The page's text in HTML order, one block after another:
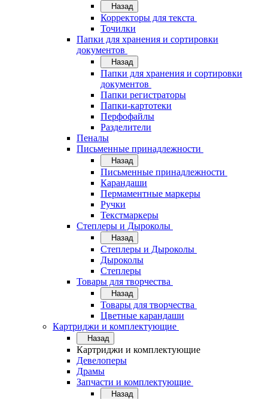
Назад
Корректоры для текста
Точилки
Папки для хранения и сортировки
документов
Назад
Папки для хранения и сортировки
документов
Папки регистраторы
Папки-картотеки
Перфофайлы
Разделители
Пеналы
Письменные принадлежности
Назад
Письменные принадлежности
Карандаши
Пермаментные маркеры
Ручки
Текстмаркеры
Степлеры и Дыроколы
Назад
Степлеры и Дыроколы
Дыроколы
Степлеры
Товары для творчества
Назад
Товары для творчества
Цветные карандаши
Картриджи и комплектующие
Назад
Картриджи и комплектующие
Девелоперы
Драмы
Запчасти и комплектующие
Назад